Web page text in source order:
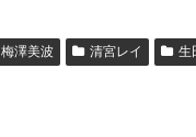
梅澤美波 清宮レイ 生